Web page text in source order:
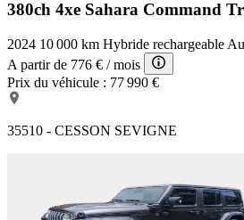
380ch 4xe Sahara Command
2024 10 000 km Hybride rechargeable
A partir de 776 € / mois
Prix du véhicule : 77 990 €
35510 - CESSON SEVIGNE